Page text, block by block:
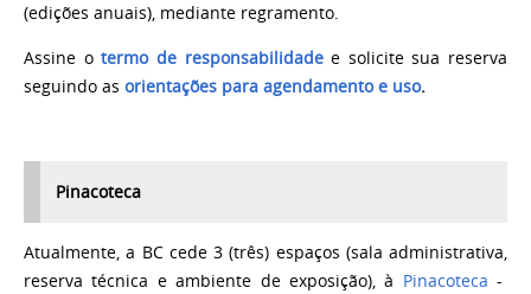
(edições anuais), mediante regramento.
Assine otermo de responsabilidadee solicite sua reserva
seguindo as orientações para agendamento e uso.
Pinacoteca
Atualmente, a BC cede 3 (três) espaços (sala administrativa,
reserva técnica e ambiente de exposição), à Pinacoteca -